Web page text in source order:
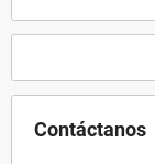
Contáctanos